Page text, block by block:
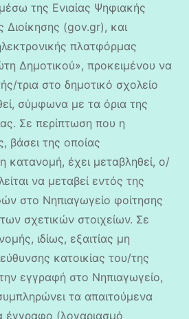
της Ενιαίας Ψηφιακής
Διοίκησης (gov.gr), και
πλατφόρμας
Δημοτικού», προκειμένου να
τρια στο δημοτικό σχολείο
σύμφωνα με τα όρια της
Σε περίπτωση που η
βάσει της οποίας
κατανομή, έχει μεταβληθεί, ο/
να μεταβεί εντός της
στο Νηπιαγωγείο φοίτησης
σχετικών στοιχείων. Σε
ιδίως, εξαιτίας μη
κατοικίας του/της
εγγραφή στο Νηπιαγωγείο,
τα απαιτούμενα
έγγραφο (λογαριασμό